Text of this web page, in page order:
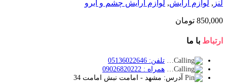
لنز , لوازم آرایش, لوازم آرایش چشم و ابرو
850,000 تومان
ارتباط با ما
تلفن: 05136022646
همراه : 09026820222
آدرس: مشهد - امامت نبش امامت 34